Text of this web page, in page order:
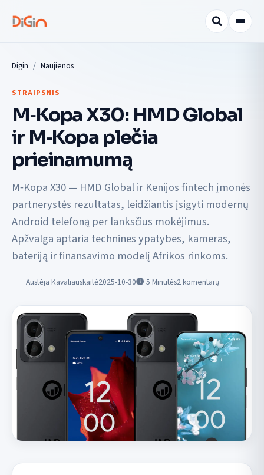
Digin Naujienos
STRAIPSNIS
M‑Kopa X30: HMD Global
ir M‑Kopa plečia
prieinamumą
M‑Kopa X30 — HMD Global ir Kenijos fintech įmonės
partnerystės rezultatas, leidžiantis įsigyti modernų
Android telefoną per lanksčius mokėjimus.
Apžvalga aptaria technines ypatybes, kameras,
bateriją ir finansavimo modelį Afrikos rinkoms.
Austėja Kavaliauskaitė2025-10-30 5 Minutės2 komentarų